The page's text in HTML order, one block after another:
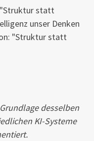
"Struktur statt
unser Denken
"Struktur statt
desselben
KI-Systeme